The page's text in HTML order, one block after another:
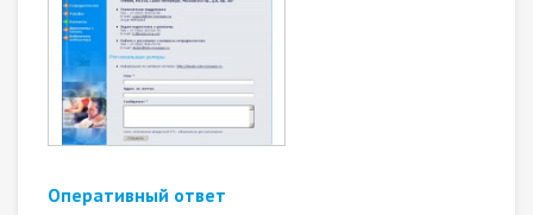
Оперативный ответ